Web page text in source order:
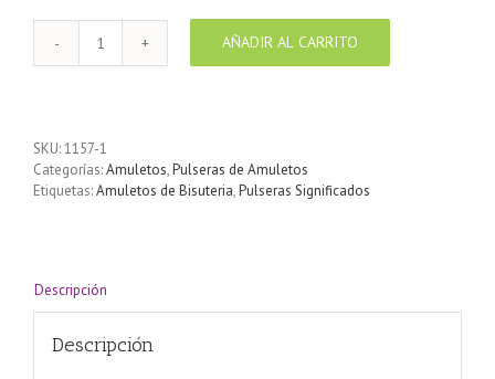
Pulsera
en
plata
simbolo
cantidad
AÑADIR AL CARRITO
SKU:1157-1
Categorías:Amuletos,Pulseras de Amuletos
Etiquetas:Amuletos de Bisuteria,Pulseras Significados
Descripción
Descripción